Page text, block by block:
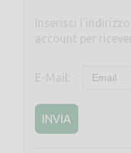
Inserisci
account per
E-Mail:
INVIA